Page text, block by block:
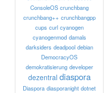
ConsoleOS crunchbang
crunchbang++ crunchbangpp
cups curl cyanogen
cyanogenmod damals
darksiders deadpool debian
DemocracyOS
demokratisierung developer
dezentral diaspora
Diaspora diasporanight dotnet